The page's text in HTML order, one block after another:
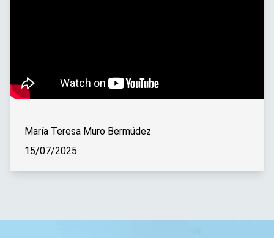
María Teresa Muro Bermúdez
15/07/2025